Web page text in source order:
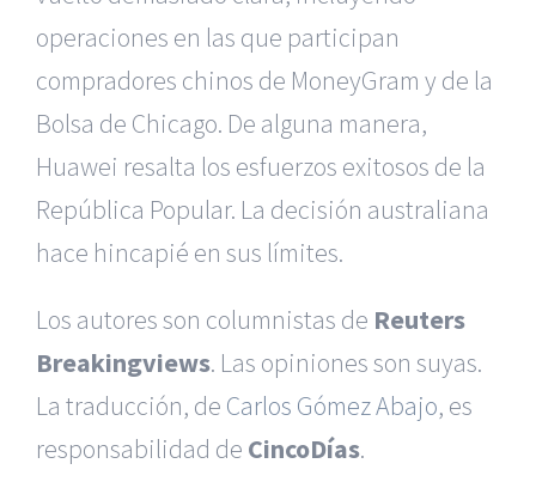
operaciones en las que participan
compradores chinos de MoneyGram y de la
Bolsa de Chicago. De alguna manera,
Huawei resalta los esfuerzos exitosos de la
República Popular. La decisión australiana
hace hincapié en sus límites.
Los autores son columnistas de Reuters
Breakingviews. Las opiniones son suyas.
La traducción, de Carlos Gómez Abajo, es
responsabilidad de CincoDías.